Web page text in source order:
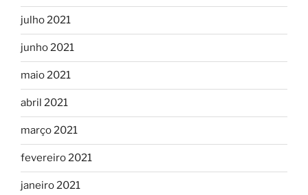
julho 2021
junho 2021
maio 2021
abril 2021
março 2021
fevereiro 2021
janeiro 2021